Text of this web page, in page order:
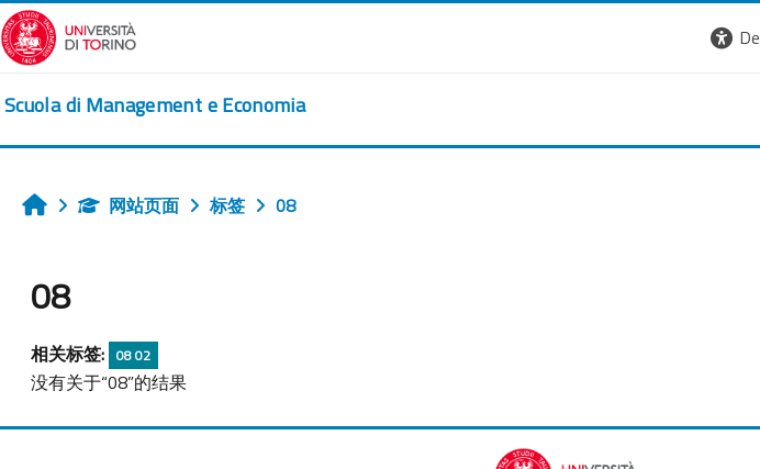
跳到主要内容
Scuola di Management e Economia
首页 网站页面 标签 08
08
相关标签: 08 02
没有关于“08”的结果